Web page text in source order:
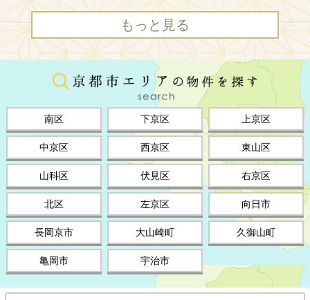
もっと見る
南区 下京区 上京区
中京区 西京区 東山区
山科区 伏見区 右京区
北区 左京区 向日市
長岡京市 大山崎町 久御山町
亀岡市 宇治市